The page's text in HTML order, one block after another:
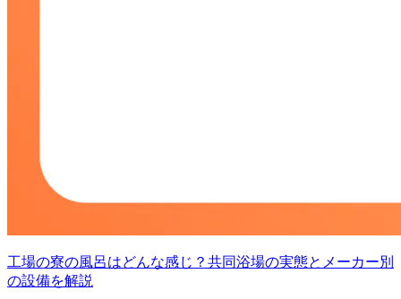
工場の寮の風呂はどんな感じ？共同浴場の実態とメーカー別
の設備を解説